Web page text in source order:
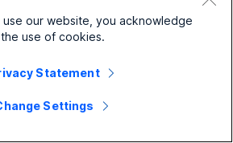
sistem sizi "Bekleme Boşta"
daha sonra yeni etkileşimleri bu
Toparlama işlemlerinizi
geçer. Ancak, sesli olmayan
our website, you acknowledge
the use of cookies.
Statement
Settings